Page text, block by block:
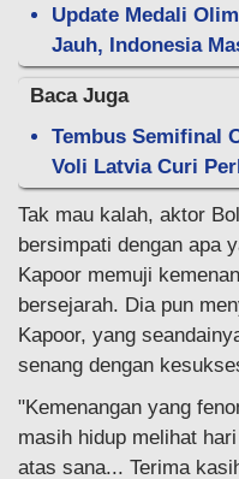
Update Medali
Jauh, Indonesia
Baca Juga
Tembus Semifinal
Voli Latvia Curi
Tak mau kalah, aktor
bersimpati dengan apa
Kapoor memuji
bersejarah. Dia pun
Kapoor, yang
senang dengan
"Kemenangan yang
masih hidup melihat
atas sana... Terima